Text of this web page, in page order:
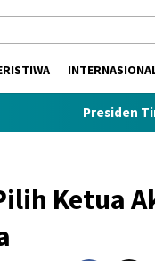
Presiden Tinjau
Ketua